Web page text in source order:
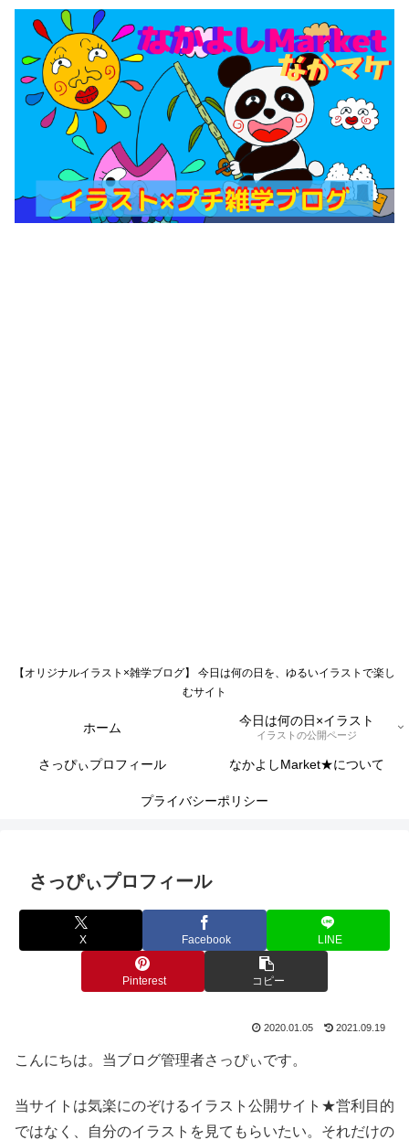
【オリジナルイラスト×雑学ブログ】 今日は何の日を、ゆるいイラストで楽し
むサイト
ホーム 今日は何の日×イラスト
イラストの公開ページ
さっぴぃプロフィール なかよしMarket★について
プライバシーポリシー
さっぴぃプロフィール
X Facebook LINE
Pinterest コピー
2020.01.05 2021.09.19
こんにちは。当ブログ管理者さっぴぃです。
当サイトは気楽にのぞけるイラスト公開サイト★営利目的
ではなく、自分のイラストを見てもらいたい。それだけの